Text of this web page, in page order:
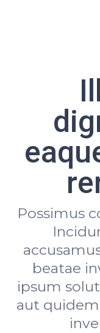
Possimus
beatae
ipsum
aut